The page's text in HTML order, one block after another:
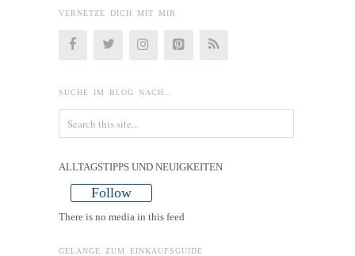
VERNETZE DICH MIT MIR
SUCHE IM BLOG NACH…
ALLTAGSTIPPS UND NEUIGKEITEN
Follow
There is no media in this feed
GELANGE ZUM EINKAUFSGUIDE